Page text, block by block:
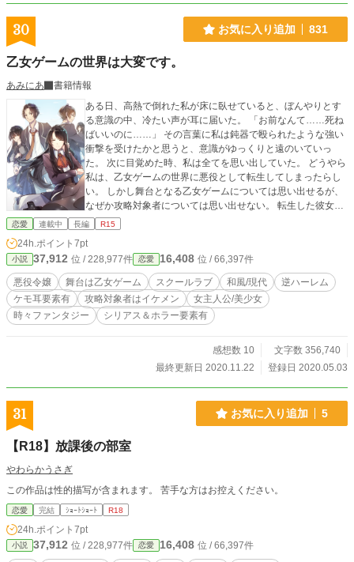
30 お気に入り追加 831
乙女ゲームの世界は大変です。
あみにあ
書籍情報
ある日、高熱で倒れた私が床に臥せていると、ぼんやりとす
る意識の中、冷たい声が耳に届いた。 「お前なんて……死ね
ばいいのに……」 その言葉に私は鈍器で殴られたような強い
衝撃を受けたかと思うと、意識がゆっくりと遠のいていっ
た。 次に目覚めた時、私は全てを思い出していた。 どうやら
私は、乙女ゲームの世界に悪役として転生してしまったらし
い。 しかし舞台となる乙女ゲームについては思い出せるが、
なぜか攻略対象者については思い出せない。 転生した彼女
が、悪役にならない様に手探りながら奮闘していきます。
ラスト:San+様(Twitterアカウント@San_plus_) ※毎日更新
(サクサク進みます。GW中は一日3話更新)
恋愛 連載中 長編 R15
24h.ポイント 7pt
小説 37,912 位 / 228,977件 恋愛 16,408 位 / 66,397件
悪役令嬢 舞台は乙女ゲーム スクールラブ 和風/現代
逆ハーレム
ケモ耳要素有
攻略対象者はイケメン
女主人公/美少女
時々ファンタジー
シリアス＆ホラー要素有
感想数 10
文字数 356,740
最終更新日 2020.11.22
登録日 2020.05.03
31 お気に入り追加 5
【R18】放課後の部室
やわらかうさぎ
この作品は性的描写が含まれます。 苦手な方はお控えください。
恋愛 完結 ｼｮｰﾄｼｮｰﾄ R18
24h.ポイント 7pt
小説 37,912 位 / 228,977件 恋愛 16,408 位 / 66,397件